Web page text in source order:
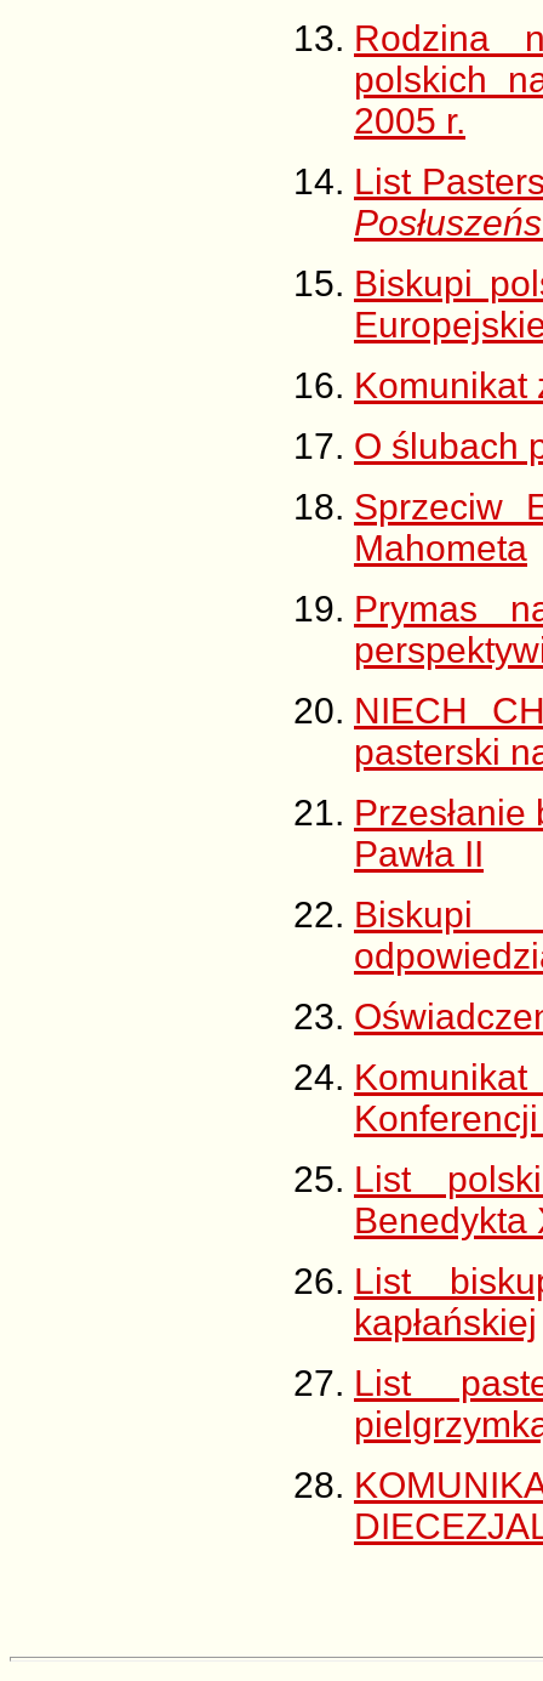
Rodzina
polskich
2005 r.
List
Biskupi
Komunikat
O ślubach
Sprzeciw
Mahometa
Prymas
NIECH
pasterski
Pawła II
List
Benedykta
List
kapłańskiej
List